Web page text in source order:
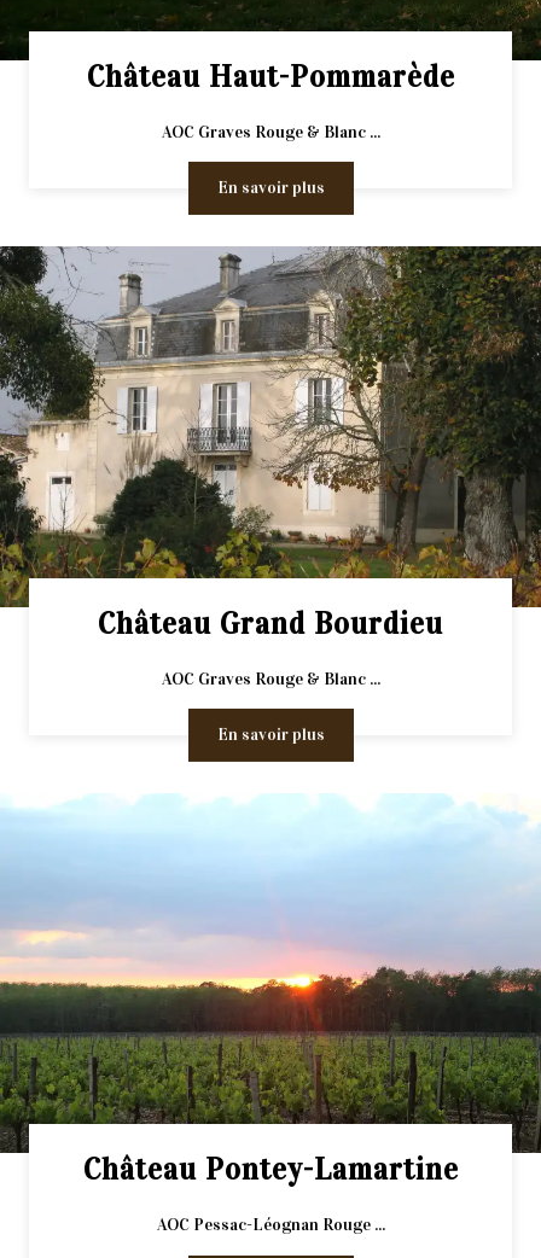
Château Haut-Pommarède
AOC Graves Rouge & Blanc ...
En savoir plus
Château Grand Bourdieu
AOC Graves Rouge & Blanc ...
En savoir plus
Château Pontey-Lamartine
AOC Pessac-Léognan Rouge ...